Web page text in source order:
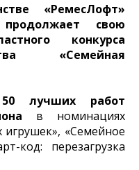
«РемесЛофт»
свою
конкурса
«Семейная
лучших работ
в номинациях
«Семейное
код: перезагрузка